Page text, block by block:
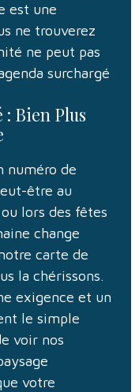
est une
ne trouverez
ne peut pas
surchargé
Bien Plus
numéro de
être au
lors des fêtes
change
carte de
la chérissons.
exigence et un
le simple
voir nos
votre